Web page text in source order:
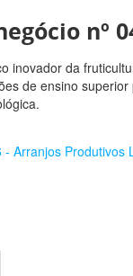
nº
inovador da
de ensino
Arranjos Produtivos